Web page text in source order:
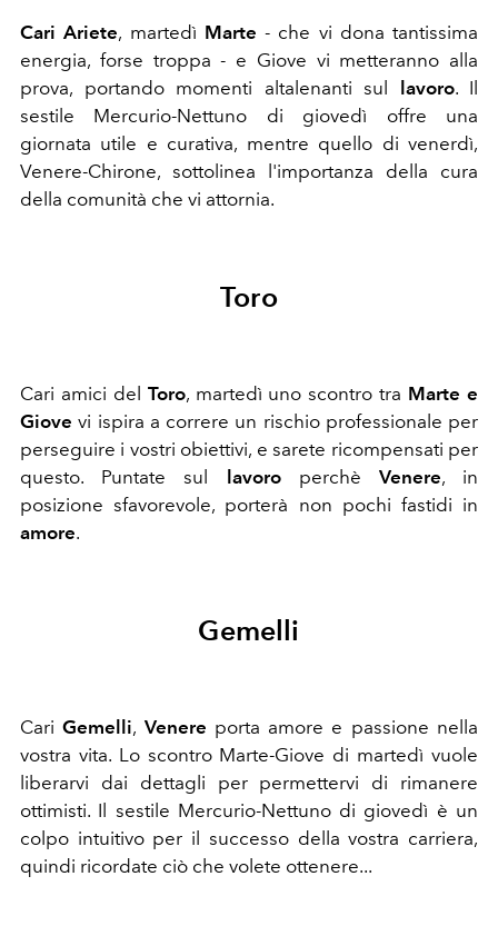
Cari Ariete, martedì Marte - che vi dona tantissima
energia, forse troppa - e Giove vi metteranno alla
prova, portando momenti altalenanti sul
lavoro. Il
sestile Mercurio-Nettuno di giovedì offre una
giornata utile e curativa, mentre quello di venerdì,
Venere-Chirone, sottolinea l'importanza della cura
della comunità che vi attornia.
Toro
Cari amici del Toro, martedì uno scontro tra Marte e
Giove vi ispira a correre un rischio professionale per
perseguire i vostri obiettivi, e sarete ricompensati per
questo. Puntate sul
lavoroperchè Venere, in
posizione sfavorevole, porterà non pochi fastidi in
amore.
Gemelli
CariGemelli, Venere porta amore e passione nella
vostra vita. Lo scontro Marte-Giove di martedì vuole
liberarvi dai dettagli per permettervi di rimanere
ottimisti. Il sestile Mercurio-Nettuno di giovedì è un
colpo intuitivo per il successo della vostra carriera,
quindi ricordate ciò che volete ottenere...